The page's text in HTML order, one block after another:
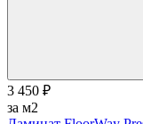
3 450 ₽
за м2